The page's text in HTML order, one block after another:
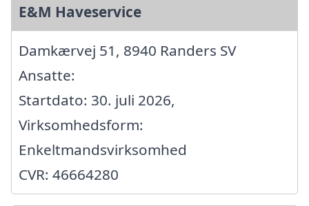
E&M Haveservice
Damkærvej 51, 8940 Randers SV
Ansatte:
Startdato: 30. juli 2026,
Virksomhedsform:
Enkeltmandsvirksomhed
CVR: 46664280